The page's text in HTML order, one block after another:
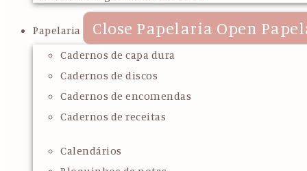
Papelaria Close Papelaria Open
Cadernos de capa dura
Cadernos de discos
Cadernos de encomendas
Cadernos de receitas
Calendários